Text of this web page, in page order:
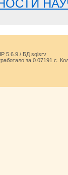
5.6.9 / БД sqlsrv
за 0.07191 с.